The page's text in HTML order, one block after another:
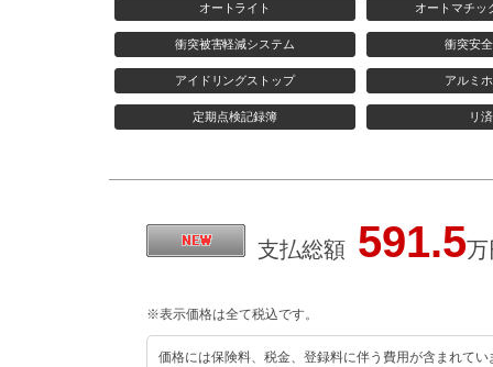
オートライト オートマチッ
衝突被害軽減システム 衝突安
アイドリングストップ アルミ
定期点検記録簿 リ
支払総額 591.5万
※表示価格は全て税込です。
価格には保険料、税金、登録料に伴う費用が含まれて